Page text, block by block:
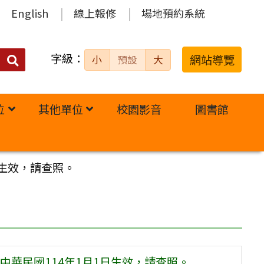
English 線上報修 場地預約系統
搜
字級： 小 預設 大 網站導覽
其他單位 校園影音 圖書館
效，請查照。